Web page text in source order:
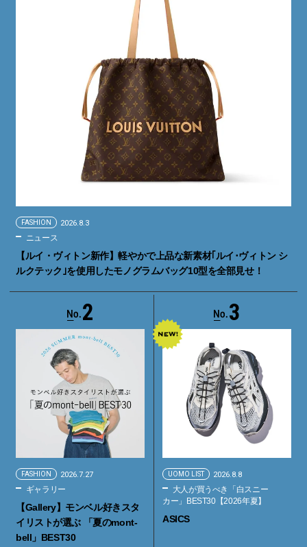
FASHION 2026.8.3
ニュース
【ルイ・ヴィトン新作】軽やかで上品な新素材｢ルイ･ヴィトン シ
ルクテック｣を使用したモノグラムバッグ10型を全部見せ！
2
FASHION 2026.7.27
ギャラリー
【Gallery】モンベル好きスタ
イリストが選ぶ 「夏のmont-
bell」BEST30
3
UOMO LIST 2026.8.8
大人が買うべき「白スニー
カー」BEST30【2026年夏】
ASICS